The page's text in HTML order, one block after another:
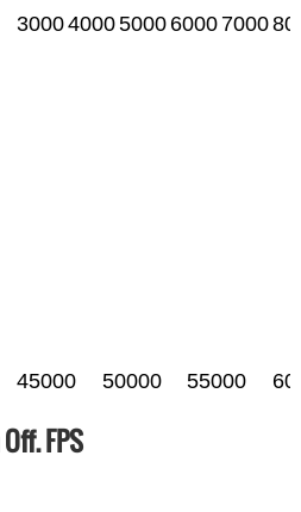
300040005000 6000 7000
45000 50000 55000
FPS